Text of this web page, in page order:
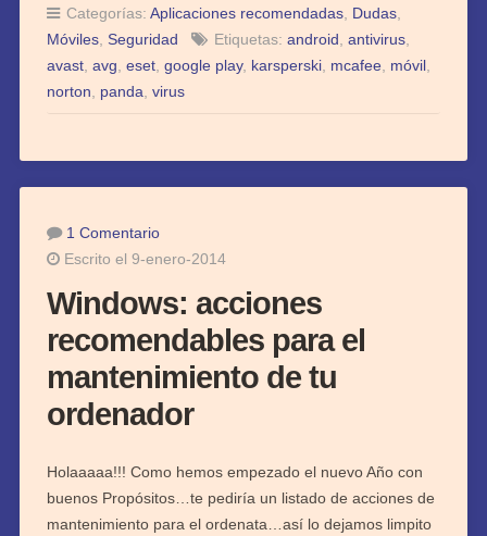
Categorías: Aplicaciones recomendadas, Dudas,
Móviles, Seguridad Etiquetas: android antivirus,
avast, avg eset, google play, karsperski, mcafee, móvil,
norton
panda virus
1 Comentario
Escrito el 9-enero-2014
Windows: acciones
recomendables para el
mantenimiento de tu
ordenador
Holaaaaa!!! Como hemos empezado el nuevo Año con
buenos Propósitos…te pediría un listado de acciones de
mantenimiento para el ordenata…así lo dejamos limpito